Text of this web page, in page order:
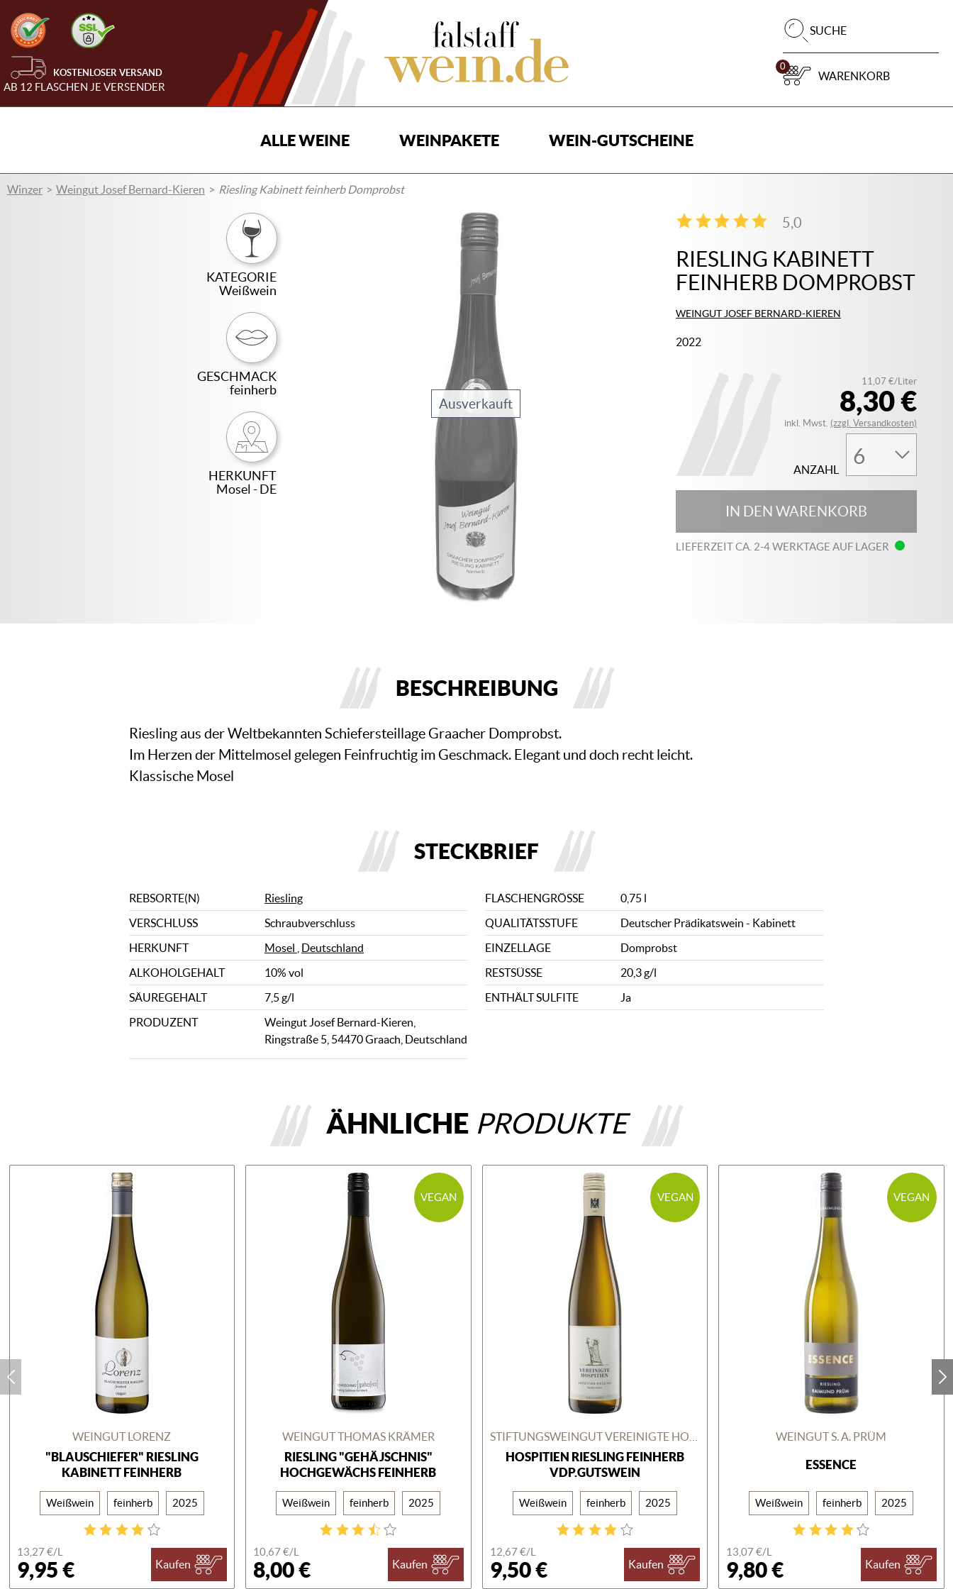
KOSTENLOSER VERSAND
AB 12 FLASCHEN JE VERSENDER
SUCHE
0
WARENKORB
ALLE WEINE WEINPAKETE WEIN-GUTSCHEINE
Winzer Weingut Josef Bernard-Kieren Riesling Kabinett feinherb Domprobst
KATEGORIE
Weißwein
GESCHMACK
feinherb
HERKUNFT
Mosel - DE
Ausverkauft
RIESLING KABINETT
FEINHERB DOMPROBST
WEINGUT JOSEF BERNARD-KIEREN
2022
5,0
2
8,30 €
11,07 €/Liter
inkl. Mwst. (zzgl. Versandkosten)
ANZAHL
IN DEN WARENKORB
LIEFERZEIT CA. 2-4 WERKTAGE AUF LAGER
BESCHREIBUNG
Riesling aus der Weltbekannten Schiefersteillage Graacher Domprobst.
Im Herzen der Mittelmosel gelegen Feinfruchtig im Geschmack. Elegant und doch recht leicht.
Klassische Mosel
STECKBRIEF
REBSORTE(N) Riesling FLASCHENGRÖSSE
0,75 l
VERSCHLUSS
Schraubverschluss QUALITÄTSSTUFE
Deutscher Prädikatswein - Kabinett
HERKUNFT
Mosel Deutschland EINZELLAGE
Domprobst
ALKOHOLGEHALT
10% vol RESTSÜSSE
20,3 g/l
SÄUREGEHALT
7,5 g/l ENTHÄLT SULFITE
Ja
PRODUZENT
Weingut Josef Bernard-Kieren,
Ringstraße 5, 54470 Graach, Deutschland
ÄHNLICHE PRODUKTE
WEINGUT LORENZ
"BLAUSCHIEFER" RIESLING
KABINETT FEINHERB
Weißwein feinherb 2025
13,27 €/L
9,95 € Kaufen
VEGAN
WEINGUT THOMAS KRÄMER
RIESLING "GEHÄJSCHNIS"
HOCHGEWÄCHS FEINHERB
Weißwein feinherb 2025
10,67 €/L
8,00 € Kaufen
VEGAN
HOSPITIEN RIESLING FEINHERB
VDP.GUTSWEIN
Weißwein feinherb 2025
12,67 €/L
9,50 € Kaufen
VEGAN
WEINGUT S. A. PRÜM
ESSENCE
Weißwein feinherb 2025
13,07 €/L
9,80 € Kaufen